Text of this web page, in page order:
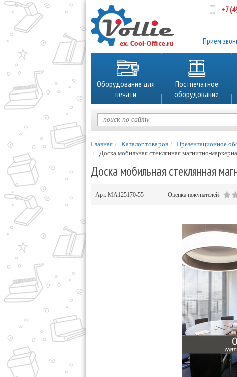
+7
Прием
Оборудование для
печати
Постпечатное
оборудование
Главная Каталог товаров Презентационное
Доска мобильная стеклянная магнитно-
Доска мобильная стеклянная
Арт. MA125170-55 Оценка покупателей